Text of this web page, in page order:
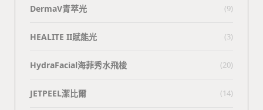
DermaV青萃光 (9)
HEALITE II賦能光 (3)
HydraFacial海菲秀水飛梭 (20)
JETPEEL潔比爾 (14)